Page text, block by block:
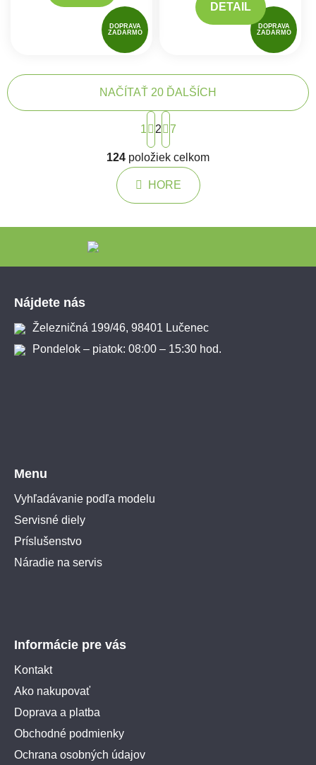
DOPRAVA
ZADARMO
DOPRAVA
ZADARMO
DETAIL
Ovládacie prvky výpisu
NAČÍTAŤ 20 ĎALŠÍCH
Stránkovanie
1 2 7
124 položiek celkom
HORE
Nájdete nás
Železničná 199/46, 98401 Lučenec
Pondelok – piatok: 08:00 – 15:30 hod.
Menu
Vyhľadávanie podľa modelu
Servisné diely
Príslušenstvo
Náradie na servis
Informácie pre vás
Kontakt
Ako nakupovať
Doprava a platba
Obchodné podmienky
Ochrana osobných údajov